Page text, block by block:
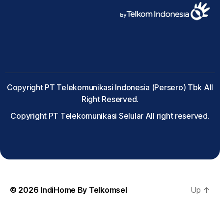
Copyright PT Telekomunikasi Indonesia (Persero) Tbk All
Right Reserved.
Copyright PT Telekomunikasi Selular All right reserved.
© 2026 IndiHome By Telkomsel Up ↑